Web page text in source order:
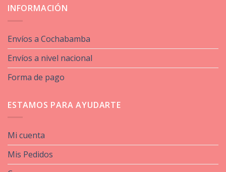
INFORMACIÓN
Envíos a Cochabamba
Envíos a nivel nacional
Forma de pago
ESTAMOS PARA AYUDARTE
Mi cuenta
Mis Pedidos